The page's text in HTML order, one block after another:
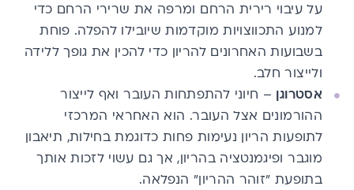
על עיבוי רירית הרחם ומרפה את שרירי הרחם כדי
למנוע התכווצויות מוקדמות שיובילו להפלה. פוחת
בשבועות האחרונים להריון כדי להכין את גופך ללידה
ולייצור חלב.
אסטרוגן – חיוני להתפתחות העובר ואף לייצור
ההורמונים אצל העובר. הוא האחראי המרכזי
לתופעות הריון נעימות פחות כדוגמת בחילות, תיאבון
מוגבר ופיגמנטציה בהריון, אך גם עשוי לזכות אותך
בתופעת "זוהר ההריון" הנפלאה.